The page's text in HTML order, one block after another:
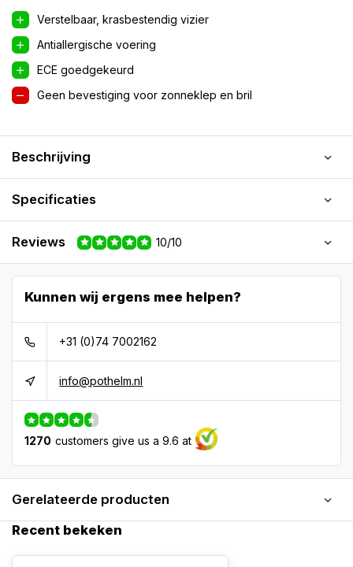
Verstelbaar, krasbestendig vizier
Antiallergische voering
ECE goedgekeurd
Geen bevestiging voor zonneklep en bril
Beschrijving
Specificaties
Reviews 10/10
Kunnen wij ergens mee helpen?
+31 (0)74 7002162
info@pothelm.nl
1270 customers give us a 9.6 at
Gerelateerde producten
Recent bekeken